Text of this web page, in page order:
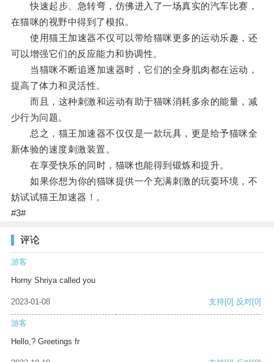
快速起步、急转弯，仿佛进入了一场真实的汽车比赛，
在猫咪的视野中得到了模拟。
使用猫王加速器不仅可以带给猫咪更多的运动乐趣，还
可以增强它们的反应能力和协调性。
当猫咪不断追逐加速器时，它们的全身肌肉都在运动，
提高了体力和灵活性。
而且，这种刺激和运动有助于猫咪消耗多余的能量，减
少行为问题。
总之，猫王加速器不仅仅是一款玩具，更是给予猫咪全
新体验的速度刺激装置。
在享受快乐的同时，猫咪也能得到锻炼和提升。
如果你想为你的猫咪提供一个充满刺激的玩耍环境，不
妨试试猫王加速器！。
#3#
评论
游客
Horny Shriya called you
2023-01-08 支持[0] 反对[0]
游客
Hello,? Greetings fr